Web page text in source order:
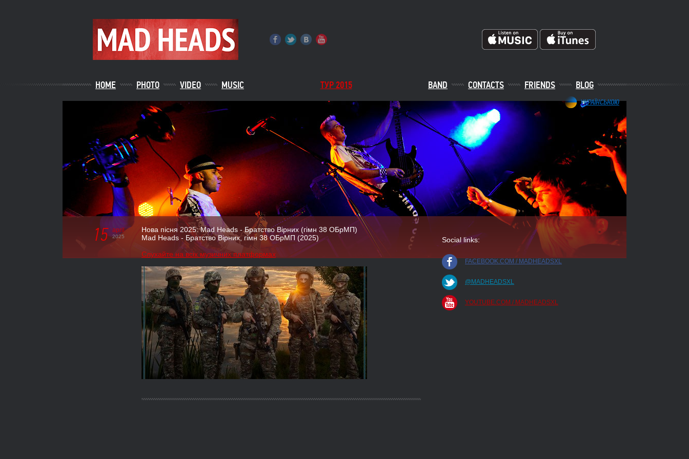
УКРАЇНСЬКОЮ
HOME PHOTO VIDEO MUSIC ТУР 2015 BAND CONTACTS FRIENDS BLOG
Social links:
FACEBOOK.COM / MADHEADSXL
@MADHEADSXL
YOUTUBE.COM / MADHEADSXL
15 april
2025
Нова пісня 2025: Mad Heads - Братство Вірних (гімн 38 ОБрМП)
Mad Heads - Братство Вірних, гімн 38 ОБрМП (2025)
Слухайте на всіх музичних платформах